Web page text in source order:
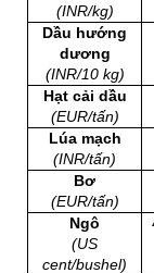
(INR/kg)
Dầu hướng
dương
(INR/10 kg)
Hạt cải dầu
(EUR/tấn)
Lúa mạch
(INR/tấn)
Bơ
(EUR/tấn)
Ngô
(US
cent/bushel)